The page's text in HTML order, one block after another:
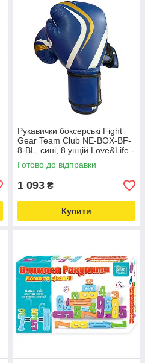
Рукавички боксерські Fight
Gear Team Club NE-BOX-BF-
8-BL, сині, 8 унцій Love&Life -
online-multimarket-
Готово до відправки
1 093 ₴
Купити